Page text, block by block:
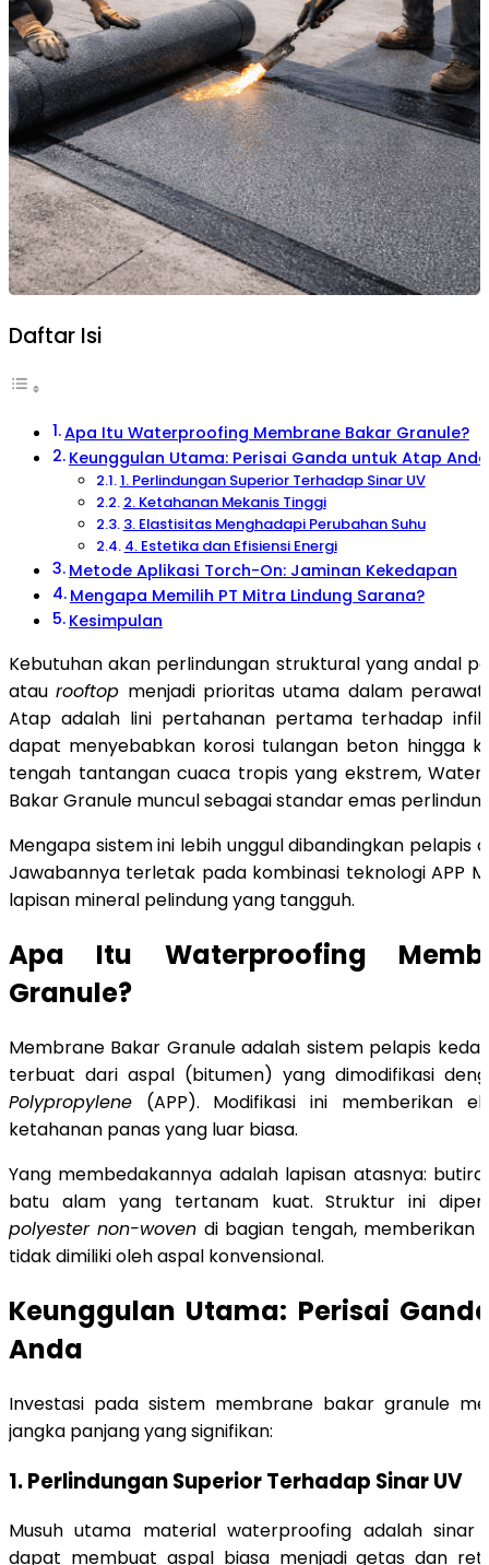
Daftar Isi
Apa Itu Waterproofing Membrane Bakar Granule?
Keunggulan Utama: Perisai Ganda untuk Atap Anda
1. Perlindungan Superior Terhadap Sinar UV
2. Ketahanan Mekanis Tinggi
3. Elastisitas Menghadapi Perubahan Suhu
4. Estetika dan Efisiensi Energi
Metode Aplikasi Torch-On: Jaminan Kekedapan
Mengapa Memilih PT Mitra Lindung Sarana?
Kesimpulan
Kebutuhan akan perlindungan struktural yang andal
ataurooftop menjadi prioritas utama dalam
Atap adalah lini pertahanan pertama terhadap
dapat menyebabkan korosi tulangan beton hingga
tengah tantangan cuaca tropis yang ekstrem,
Bakar Granule muncul sebagai standar emas
Mengapa sistem ini lebih unggul dibandingkan pelapis
Jawabannya terletak pada kombinasi teknologi APP
lapisan mineral pelindung yang tangguh.
Apa Itu Waterproofing
Granule?
Membrane Bakar Granule adalah sistem pelapis
terbuat dari aspal (bitumen) yang dimodifikasi
Polypropylene (APP). Modifikasi ini memberikan
ketahanan panas yang luar biasa.
Yang membedakannya adalah lapisan atasnya:
batu alam yang tertanam kuat. Struktur ini
polyester non-woven di bagian tengah, memberikan
tidak dimiliki oleh aspal konvensional.
Keunggulan Utama: Perisai
Anda
Investasi pada sistem membrane bakar granule
jangka panjang yang signifikan:
1. Perlindungan Superior Terhadap Sinar UV
Musuh utama material waterproofing adalah sinar
dapat membuat aspal biasa menjadi getas dan